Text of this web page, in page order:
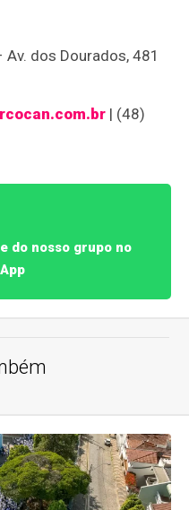
dos Dourados, 481
| (48)
do nosso grupo no